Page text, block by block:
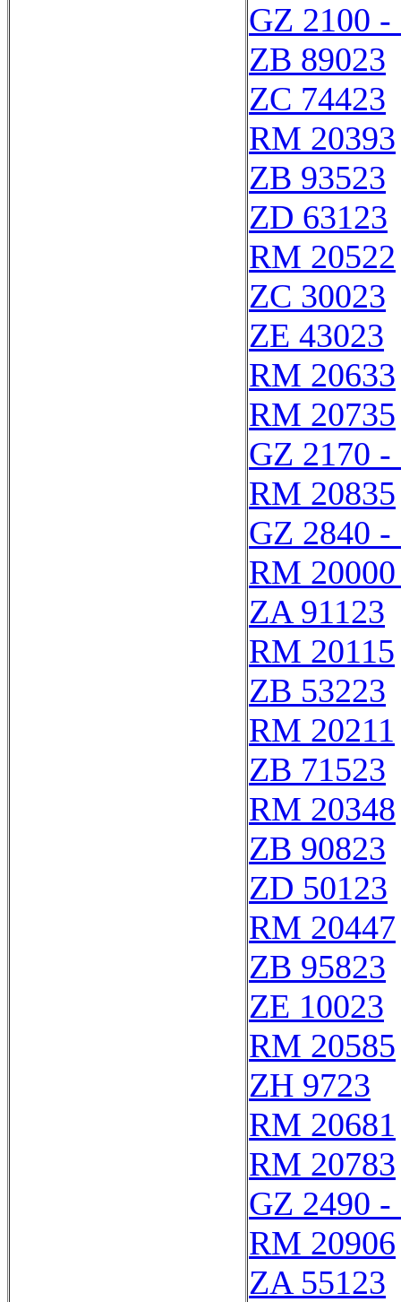
GZ 2100 -
ZB 89023
ZC 74423
RM 20393
ZB 93523
ZD 63123
RM 20522
ZC 30023
ZE 43023
RM 20633
RM 20735
GZ 2170 -
RM 20835
GZ 2840 -
RM
ZA 91123
RM 20115
ZB 53223
RM 20211
ZB 71523
RM 20348
ZB 90823
ZD 50123
RM 20447
ZB 95823
ZE 10023
RM 20585
ZH 9723
RM 20681
RM 20783
GZ 2490 -
RM 20906
ZA 55123